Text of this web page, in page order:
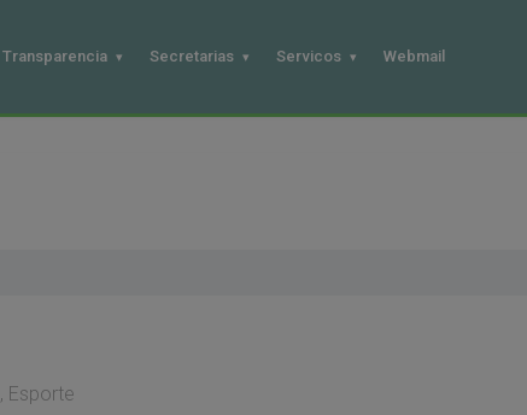
Transparencia Secretarias Servicos Webmail
, Esporte